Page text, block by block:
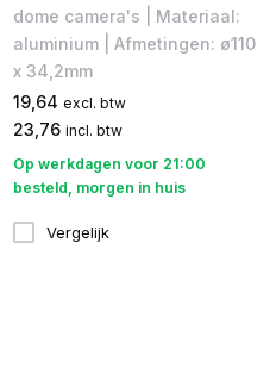
dome camera's | Materiaal:
aluminium | Afmetingen: ø110
x 34,2mm
19,64 excl. btw
23,76 incl. btw
Op werkdagen voor 21:00
besteld, morgen in huis
Vergelijk